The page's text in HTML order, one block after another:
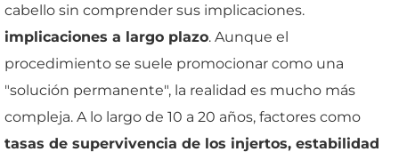
cabello sin comprender sus implicaciones.
implicaciones a largo plazo. Aunque el
procedimiento se suele promocionar como una
"solución permanente", la realidad es mucho más
compleja. A lo largo de 10 a 20 años, factores como
tasas de supervivencia de los injertos, estabilidad